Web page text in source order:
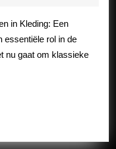
van
in Kleding: Een
essentiële rol in de
nu gaat om klassieke